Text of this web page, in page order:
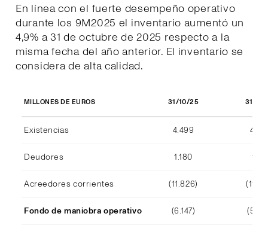
En línea con el fuerte desempeño operativo
durante los 9M2025 el inventario aumentó un
4,9% a 31 de octubre de 2025 respecto a la
misma fecha del año anterior. El inventario se
considera de alta calidad.
MILLONES DE EUROS 31/10/25 31/
Existencias 4.499
Deudores 1.180
Acreedores corrientes (11.826)
Fondo de maniobra operativo (6.147)